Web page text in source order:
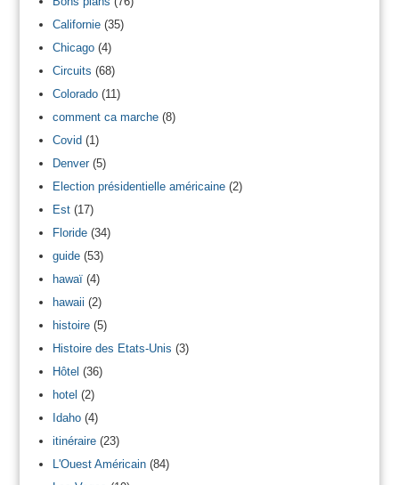
Californie(35)
Chicago(4)
Circuits (68)
Colorado(11)
comment ca marche(8)
Covid(1)
Denver(5)
Election présidentielle américaine(2)
Est(17)
Floride(34)
guide(53)
hawaï(4)
hawaii (2)
histoire(5)
Histoire des Etats-Unis (3)
Hôtel (36)
hotel (2)
Idaho(4)
itinéraire(23)
L'Ouest Américain(84)